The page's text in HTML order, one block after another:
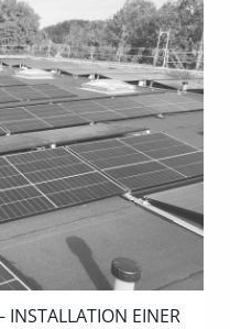
INSTALLATION EINER